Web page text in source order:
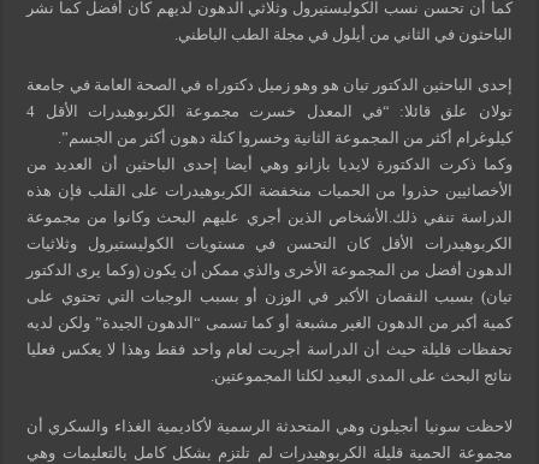
كما أن تحسن نسب الكوليستيرول وثلاثي الدهون لديهم كان أفضل كما نشر
الباحثون في الثاني من أيلول في مجلة الطب الباطني.
إحدى الباحثين الدكتور تيان هو وهو زميل دكتوراه في الصحة العامة في جامعة
تولان علق قائلا: “في المعدل خسرت مجموعة الكربوهيدرات الأقل 4
كيلوغرام أكثر من المجموعة الثانية وخسروا كتلة دهون أكثر من الجسم”.
وكما ذكرت الدكتورة لايديا بازانو وهي أيضا إحدى الباحثين أن العديد من
الأخصائيين حذروا من الحميات منخفضة الكربوهيدرات على القلب فإن هذه
الدراسة تنفي ذلك.الأشخاص الذين أجري عليهم البحث وكانوا من مجموعة
الكربوهيدرات الأقل كان التحسن في مستويات الكوليستيرول وثلاثيات
الدهون أفضل من المجموعة الأخرى والذي ممكن أن يكون (وكما يرى الدكتور
تيان) بسبب النقصان الأكبر في الوزن أو بسبب الوجبات التي تحتوي على
كمية أكبر من الدهون الغير مشبعة أو كما تسمى “الدهون الجيدة” ولكن لديه
تحفظات قليلة حيث أن الدراسة أجريت لعام واحد فقط وهذا لا يعكس فعليا
نتائج البحث على المدى البعيد لكلتا المجموعتين.
لاحظت سونيا أنجيلون وهي المتحدثة الرسمية لأكاديمية الغذاء والسكري أن
مجموعة الحمية قليلة الكربوهيدرات لم تلتزم بشكل كامل بالتعليمات وهي